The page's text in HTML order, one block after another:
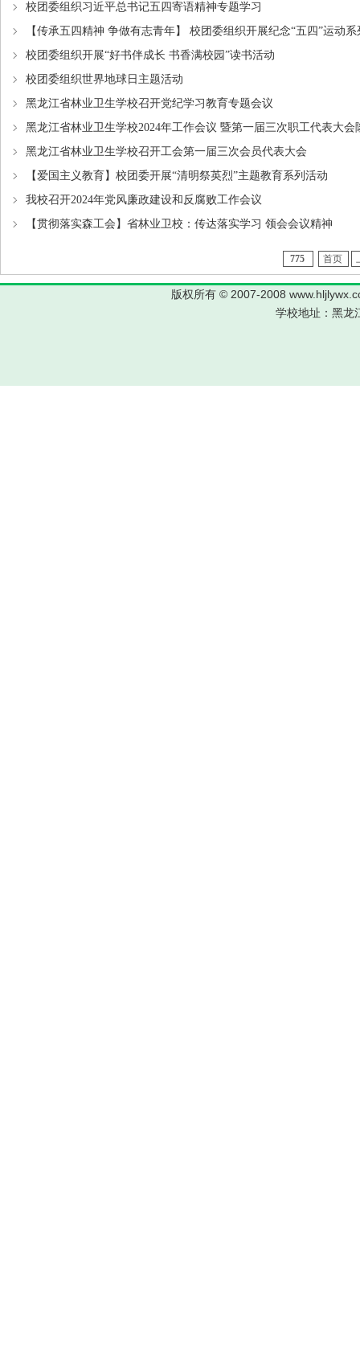
校团委组织习近平总书记五四寄语精神专题学习
【传承五四精神 争做有志青年】 校团委组织开展纪念“五四”运动
校团委组织开展“好书伴成长 书香满校园”读书活动
校团委组织世界地球日主题活动
黑龙江省林业卫生学校召开党纪学习教育专题会议
黑龙江省林业卫生学校2024年工作会议 暨第一届三次职工代表大会
黑龙江省林业卫生学校召开工会第一届三次会员代表大会
【爱国主义教育】校团委开展“清明祭英烈”主题教育系列活动
我校召开2024年党风廉政建设和反腐败工作会议
【贯彻落实森工会】省林业卫校：传达落实学习 领会会议精神
775 首页
版权所有 © 2007-2008
学校地址：黑龙